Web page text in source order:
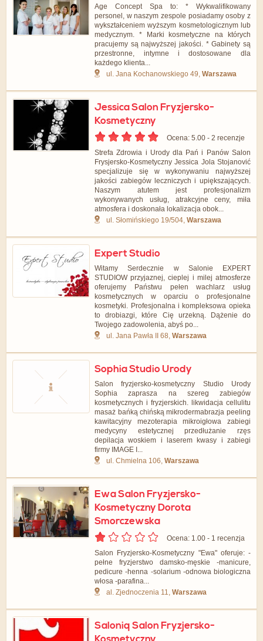
Age Concept Spa to: * Wykwalifikowany
personel, w naszym zespole posiadamy osoby z
wykształceniem wyższym kosmetologicznym lub
medycznym. * Marki kosmetyczne na których
pracujemy są najwyższej jakości. * Gabinety są
przestronne, intymne i dostosowane dla
każdego klienta...
ul. Jana Kochanowskiego 49,Warszawa
Jessica Salon Fryzjersko-
Kosmetyczny
Ocena: 5.00 - ‎2 recenzje
Strefa Zdrowia i Urody dla Pań i Panów Salon
Frysjersko-Kosmetyczny Jessica Jola Stojanović
specjalizuje się w wykonywaniu najwyższej
jakości zabiegów leczniczych i upiększających.
Naszym atutem jest profesjonalizm
wykonywanych usług, atrakcyjne ceny, miła
atmosfera i doskonała lokalizacja obok...
ul. Słomińskiego 19/504,Warszawa
Expert Studio
Witamy Serdecznie w Salonie EXPERT
STUDIOW przyjaznej, cieplej i milej atmosferze
oferujemy Państwu pełen wachlarz usług
kosmetycznych w oparciu o profesjonalne
kosmetyki. Profesjonalna i kompleksowa opieka
to drobiazgi, które Cię urzekną. Dążenie do
Twojego zadowolenia, abyś po...
ul. Jana Pawła II 68,Warszawa
Sophia Studio Urody
Salon fryzjersko-kosmetyczny Studio Urody
Sophia zaprasza na szereg zabiegów
kosmetycznych i fryzjerskich. likwidacja cellulitu
masaż bańką chińską mikrodermabrazja peeling
kawitacyjny mezoterapia mikroigłowa zabiegi
medycyny estetycznej przedłużanie rzęs
depilacja woskiem i laserem kwasy i zabiegi
firmy IMAGE I...
ul. Chmielna 106,Warszawa
Ewa Salon Fryzjersko-
Kosmetyczny Dorota
Smorczewska
Ocena: 1.00 - ‎1 recenzja
Salon Fryzjersko-Kosmetyczny "Ewa" oferuje: -
pełne fryzjerstwo damsko-męskie -manicure,
pedicure -henna -solarium -odnowa biologiczna
włosa -parafina...
al. Zjednoczenia 11,Warszawa
Saloniq Salon Fryzjersko-